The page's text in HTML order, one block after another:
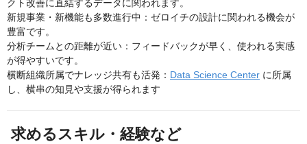
クト改善に直結するデータに関われます。
新規事業・新機能も多数進行中：ゼロイチの設計に関われる機会が
豊富です。
分析チームとの距離が近い：フィードバックが早く、使われる実感
が得やすいです。
横断組織所属でナレッジ共有も活発： Data Science Center に所属
し、横串の知見や支援が得られます
求めるスキル・経験など